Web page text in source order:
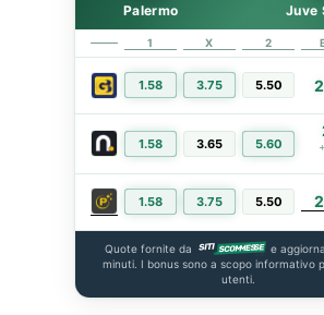
Palermo Juve
1 X 2
1.58 3.75 5.50
1.58 3.65 5.60
1.58 3.75 5.50
Quote fornite da
e
minuti. I bonus sono a scopo informativo
utenti.